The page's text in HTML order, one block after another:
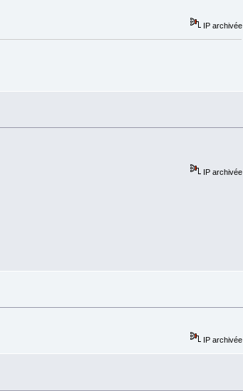
IP archivée
IP archivée
IP archivée